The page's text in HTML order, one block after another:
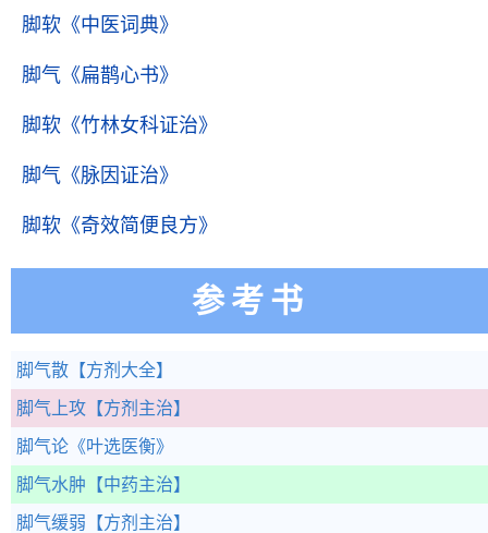
脚软 《中医词典》
脚气 《扁鹊心书》
脚软 《竹林女科证治》
脚气 《脉因证治》
脚软 《奇效简便良方》
参考书
脚气散 【方剂大全】
脚气上攻 【方剂主治】
脚气论 《叶选医衡》
脚气水肿 【中药主治】
脚气缓弱 【方剂主治】